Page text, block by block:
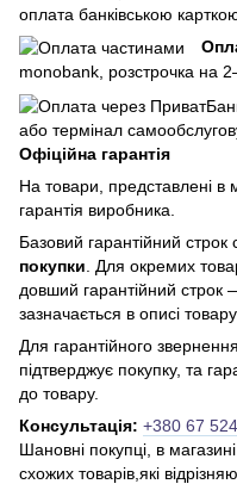
оплата банківською
monobank, розстрочка на
або термінал
Офіційна гарантія
На товари, представлені в
гарантія виробника.
Базовий гарантійний строк
покупки . Для окремих
довший гарантійний строк
зазначається в описі
Для гарантійного
підтверджує покупку, та
до товару.
Консультація: +380 67
Шановні покупці, в
схожих товарів,які